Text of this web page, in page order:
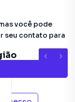
você pode
seu contato para